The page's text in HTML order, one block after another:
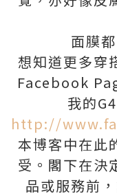
面膜
想知道更多穿
Facebook
我的
http://
本博客中在此
受。閣下在決
品或服務前